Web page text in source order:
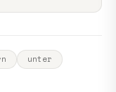
unter